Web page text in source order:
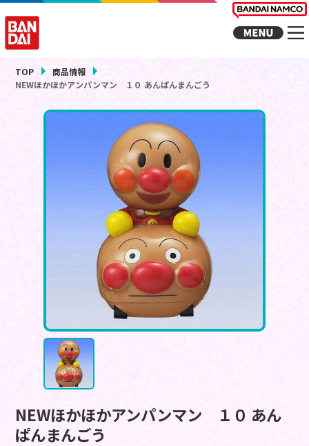
TOP
商品情報
NEWほかほかアンパンマン １０ あんぱんまんごう
NEWほかほかアンパンマン １０ あん
ぱんまんごう